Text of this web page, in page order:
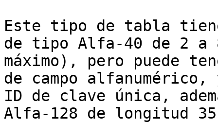
Este tipo de tabla
de tipo Alfa-40 de 2 a
máximo), pero puede
de campo
ID de clave única,
Alfa-128 de longitud